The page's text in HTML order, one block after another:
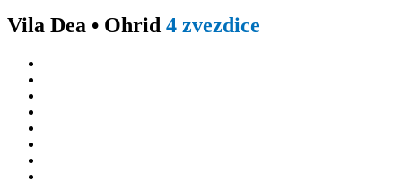
Vila Dea • Ohrid 4 zvezdice